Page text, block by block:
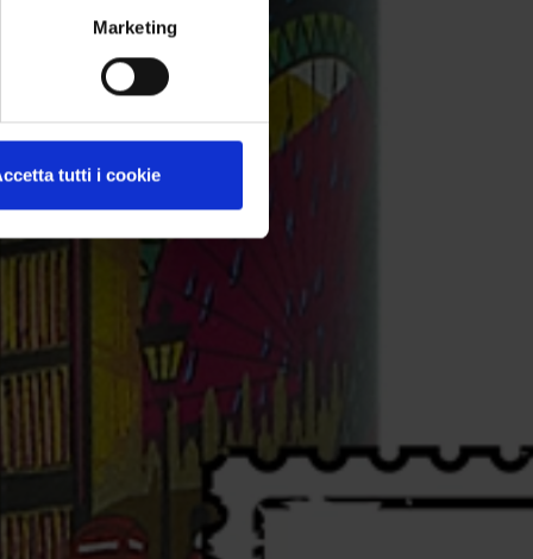
Marketing
tutti i cookie